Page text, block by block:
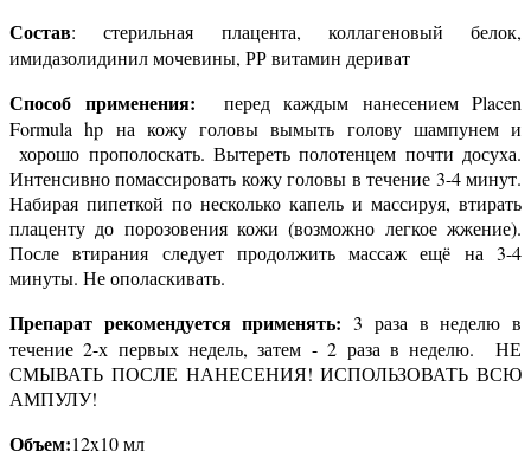
Состав: стерильная плацента, коллагеновый белок,
имидазолидинил мочевины, РР витамин дериват
Способ применения: перед каждым нанесением Placen
Formula hp на кожу головы вымыть голову шампунем и
хорошо прополоскать. Вытереть полотенцем почти досуха.
Интенсивно помассировать кожу головы в течение 3-4 минут.
Набирая пипеткой по несколько капель и массируя, втирать
плаценту до порозовения кожи (возможно легкое жжение).
После втирания следует продолжить массаж ещё на 3-4
минуты. Не ополаскивать.
Препарат рекомендуется применять: 3 раза в неделю в
течение 2-х первых недель, затем - 2 раза в неделю. НЕ
СМЫВАТЬ ПОСЛЕ НАНЕСЕНИЯ! ИСПОЛЬЗОВАТЬ ВСЮ
АМПУЛУ!
Объем:12x10 мл